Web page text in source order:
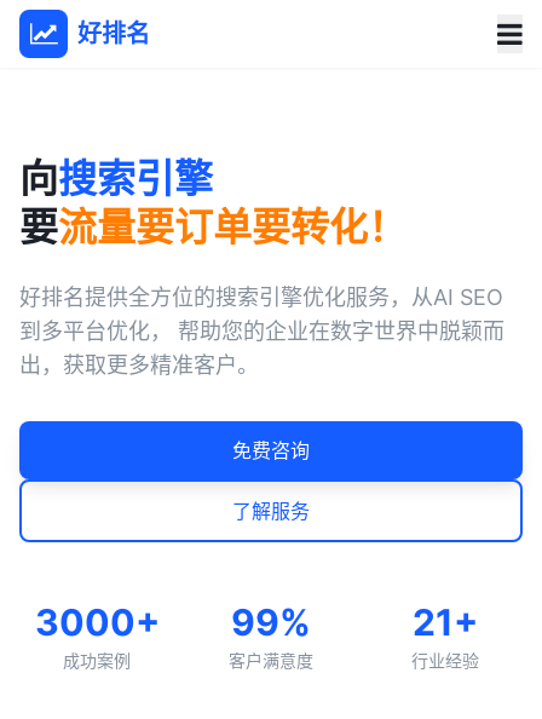
好排名
向搜索引擎
要流量要订单要转化！
好排名提供全方位的搜索引擎优化服务，从AI SEO
到多平台优化， 帮助您的企业在数字世界中脱颖而
出，获取更多精准客户。
免费咨询
了解服务
3000+
成功案例
99%
客户满意度
21+
行业经验